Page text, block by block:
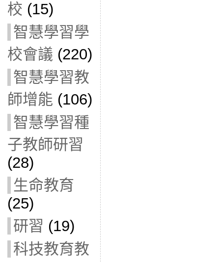
校 (15)
智慧學習學
校會議 (220)
智慧學習教
師增能 (106)
智慧學習種
子教師研習
(28)
生命教育
(25)
研習 (19)
科技教育教